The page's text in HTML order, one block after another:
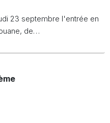
23 septembre l'entrée en
de…